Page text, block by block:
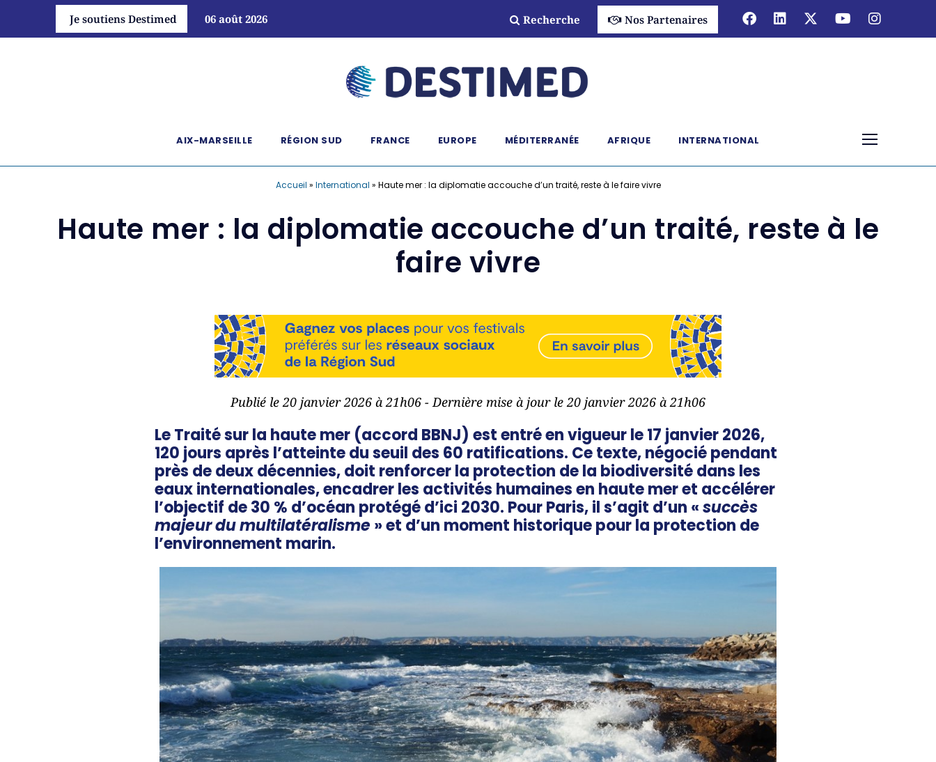
Je soutiens Destimed 06 août 2026 Recherche Nos Partenaires
AIX-MARSEILLE RÉGION SUD FRANCE EUROPE MÉDITERRANÉE AFRIQUE INTERNATIONAL
Accueil » International » Haute mer : la diplomatie accouche d’un traité, reste à le faire vivre
Haute mer : la diplomatie accouche d’un traité, reste à le
faire vivre
Publié le 20 janvier 2026 à 21h06 - Dernière mise à jour le 20 janvier 2026 à 21h06
Le Traité sur la haute mer (accord BBNJ) est entré en vigueur le 17 janvier 2026,
120 jours après l’atteinte du seuil des 60 ratifications. Ce texte, négocié pendant
près de deux décennies, doit renforcer la protection de la biodiversité dans les
eaux internationales, encadrer les activités humaines en haute mer et accélérer
l’objectif de 30 % d’océan protégé d’ici 2030. Pour Paris, il s’agit d’un «succès
majeur du multilatéralisme » et d’un moment historique pour la protection de
l’environnement marin.